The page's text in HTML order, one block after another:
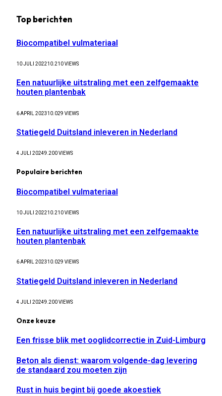
Top berichten
Biocompatibel vulmateriaal
10 JULI 202210.210VIEWS
Een natuurlijke uitstraling met een zelfgemaakte
houten plantenbak
6 APRIL 202310.029 VIEWS
Statiegeld Duitsland inleveren in Nederland
4 JULI 20249.200VIEWS
Populaire berichten
Biocompatibel vulmateriaal
10 JULI 202210.210VIEWS
Een natuurlijke uitstraling met een zelfgemaakte
houten plantenbak
6 APRIL 202310.029 VIEWS
Statiegeld Duitsland inleveren in Nederland
4 JULI 20249.200VIEWS
Onze keuze
Een frisse blik met ooglidcorrectie in Zuid-Limburg
Beton als dienst: waarom volgende-dag levering
de standaard zou moeten zijn
Rust in huis begint bij goede akoestiek